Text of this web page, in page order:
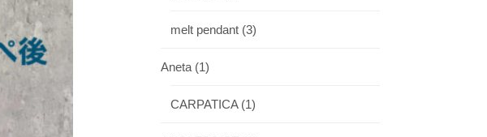
melt pendant (3)
Aneta (1)
CARPATICA(1)